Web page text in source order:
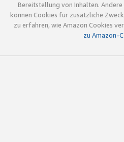
Bereitstellung von Inhalten.
können Cookies für zusätzliche
zu erfahren, wie Amazon Cookies
zu Amazon-